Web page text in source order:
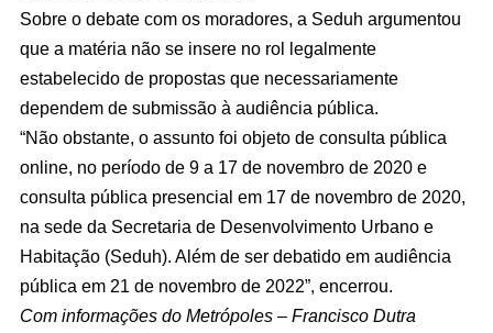
Sobre o debate com os moradores, a Seduh argumentou
que a matéria não se insere no rol legalmente
estabelecido de propostas que necessariamente
dependem de submissão à audiência pública.
“Não obstante, o assunto foi objeto de consulta pública
online, no período de 9 a 17 de novembro de 2020 e
consulta pública presencial em 17 de novembro de 2020,
na sede da Secretaria de Desenvolvimento Urbano e
Habitação (Seduh). Além de ser debatido em audiência
pública em 21 de novembro de 2022”, encerrou.
Com informações do Metrópoles – Francisco Dutra